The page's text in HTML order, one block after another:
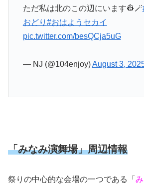
ただ私は北のこの辺にいます👷🪄
おどり #おはようセカイ
pic.twitter.com/besQCja5uG
— NJ (@104enjoy)August 3,
「みなみ演舞場」周辺情報
祭りの中心的な会場の一つである「